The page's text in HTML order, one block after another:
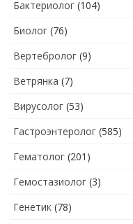
Бактериолог (104)
Биолог (76)
Вертебролог (9)
Ветрянка (7)
Вирусолог (53)
Гастроэнтеролог (585)
Гематолог (201)
Гемостазиолог (3)
Генетик (78)